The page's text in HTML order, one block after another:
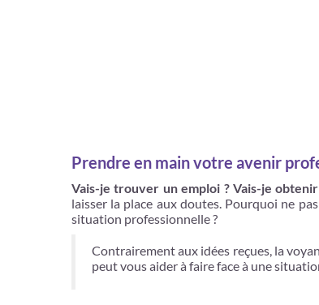
Prendre en main votre avenir
Vais-je trouver un emploi ? Vais-je
laisser la place aux doutes. Pourquoi ne
situation professionnelle ?
Contrairement aux idées reçues, la
peut vous aider à faire face à une